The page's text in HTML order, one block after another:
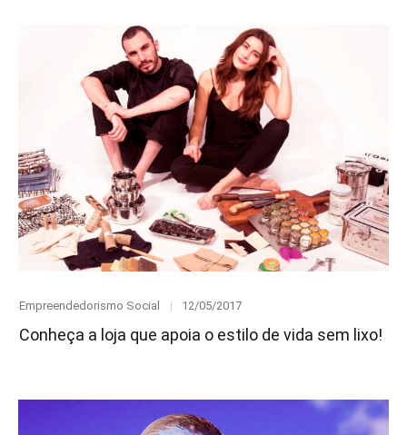
Category
Empreendedorismo Social
Posted
12/05/2017
Conheça a loja que apoia o estilo de vida sem lixo!